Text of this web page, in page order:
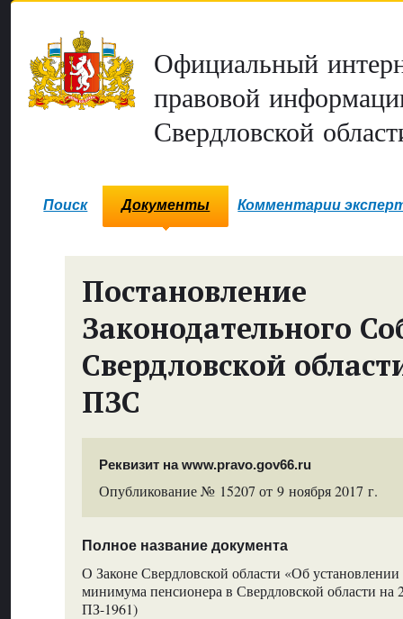
Официальный
правовой
Свердловской
Поиск Документы Комментарии
Постановление
Законодательного
Свердловской
ПЗС
Реквизит на www.pravo.gov66.ru
Опубликование № 15207 от 9 ноября 2017 г.
Полное название документа
О Законе Свердловской области «Об
минимума пенсионера в Свердловской области на
ПЗ-1961)